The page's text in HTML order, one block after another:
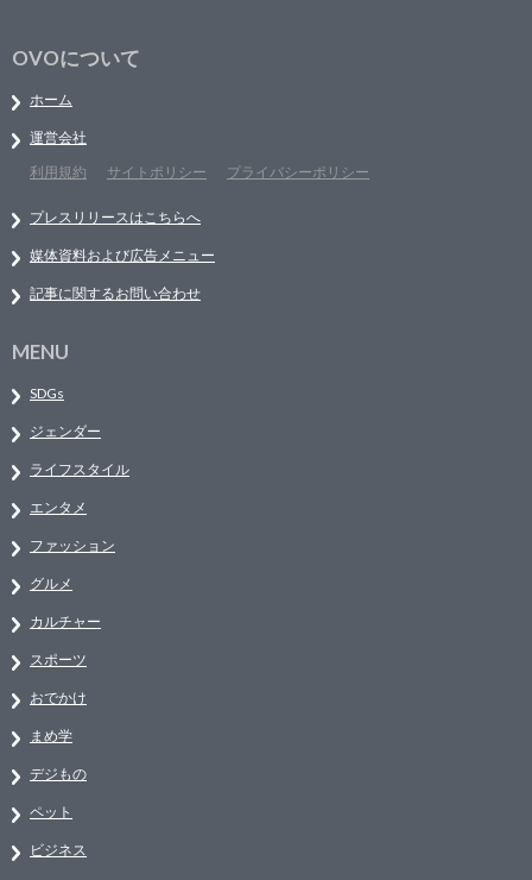
OVOについて
ホーム
運営会社
利用規約
サイトポリシー プライバシーポリシー
プレスリリースはこちらへ
媒体資料および広告メニュー
記事に関するお問い合わせ
MENU
SDGs
ジェンダー
ライフスタイル
エンタメ
ファッション
グルメ
カルチャー
スポーツ
おでかけ
まめ学
デジもの
ペット
ビジネス